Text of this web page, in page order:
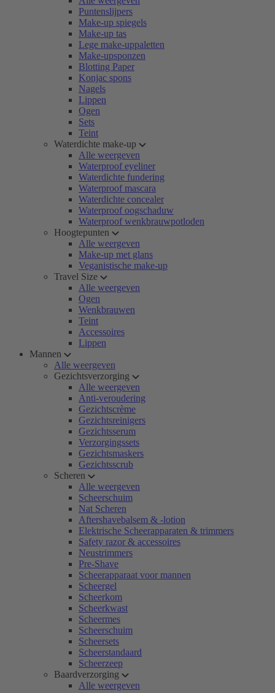
Puntenslijpers
Make-up spiegels
Make-up tas
Lege make-uppaletten
Make-upsponzen
Blotting Paper
Konjac spons
Nagels
Lippen
Ogen
Sets
Teint
Waterdichte make-up
Alle weergeven
Waterproof eyeliner
Waterdichte fundering
Waterproof mascara
Waterdichte concealer
Waterproof oogschaduw
Waterproof wenkbrauwpotloden
Hoogtepunten
Alle weergeven
Make-up met glans
Veganistische make-up
Travel Size
Alle weergeven
Ogen
Wenkbrauwen
Teint
Accessoires
Lippen
Mannen
Alle weergeven
Gezichtsverzorging
Alle weergeven
Anti-veroudering
Gezichtscrème
Gezichtsreinigers
Gezichtsserum
Verzorgingssets
Gezichtsmaskers
Gezichtsscrub
Scheren
Alle weergeven
Scheerschuim
Nat Scheren
Aftershavebalsem & -lotion
Elektrische Scheerapparaten & trimmers
Safety razor & accessoires
Neustrimmers
Pre-Shave
Scheerapparaat voor mannen
Scheergel
Scheerkom
Scheerkwast
Scheermes
Scheerschuim
Scheersets
Scheerstandaard
Scheerzeep
Baardverzorging
Alle weergeven